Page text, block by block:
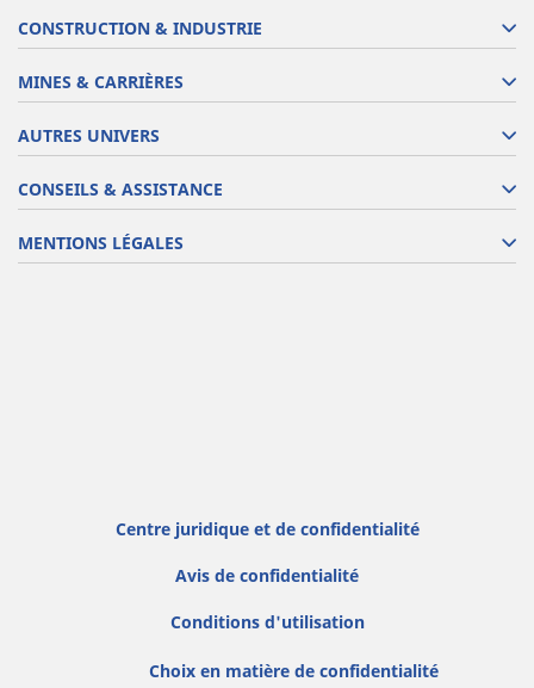
CONSTRUCTION & INDUSTRIE
MINES & CARRIÈRES
AUTRES UNIVERS
CONSEILS & ASSISTANCE
MENTIONS LÉGALES
Centre juridique et de confidentialité
Avis de confidentialité
Conditions d'utilisation
Choix en matière de confidentialité